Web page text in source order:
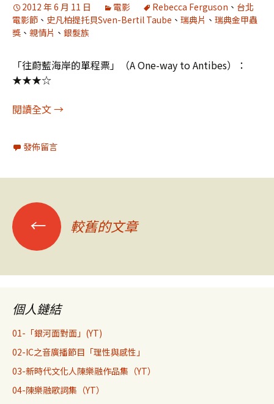
2012 年 6 月 11 日 電影 Rebecca Ferguson 、 台北
電影節 、 史凡柏提托貝Sven-Bertil Taube 、 瑞典片 、 瑞典金甲蟲
獎 、 親情片 、 銀髮族
「往蔚藍海岸的單程票」（A One-way to Antibes）：
★★★☆
閱讀全文陳樂融影評410：往蔚藍海岸的單程票
→
發佈留言
文
章
導
覽
← 較舊的文章
個人鏈結
01-「銀河面對面」(YT)
02-IC之音廣播節目「理性與感性」
03-新時代文化人陳樂融作品集（YT）
04-陳樂融歌詞集（YT）